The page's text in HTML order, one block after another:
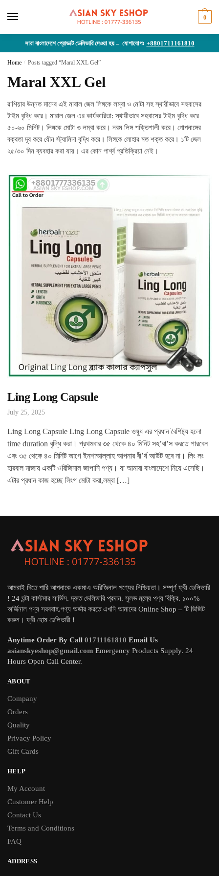
0
সারা বাংলাদেশে প্রোডাক্ট ডেলিভারি দেওয়া হয় – যোগাযোগঃ +8801711161810
Home / Posts tagged “Maral XXL Gel”
Maral XXL Gel
রাশিয়ার উন্নত মানের এই মারাল জেল লিঙ্গকে লম্বা ও মোটা সহ স্থায়ীভাবে সহবাসের
টাইম বৃদ্ধি করে। মারাল জেল এর কার্যকারিতা: স্থায়ীভাবে সহবাসের টাইম বৃদ্ধি করে
৫০-৬০ মিনিট। লিঙ্গকে মোটা ও লম্বা করে। নরম লিঙ্গ শক্তিশালী করে। গোপনাঙ্গের
বক্রতা দূর করে যৌন স্ট্যামিনা বৃদ্ধি করে। লিঙ্গকে লোহার মত শক্ত করে। ১টি জেল
২৫/৩০ দিন ব্যবহার করা যায়। এর কোন পার্শ্ব প্রতিক্রিয়া নেই।
Ling Long Capsule
July 25, 2025
Ling Long Capsule Ling Long Capsule ওষুধ এর প্রধান বৈশিষ্ট্য হলো
time duration বৃদ্ধি করা। প্রথমবার ৩৫ থেকে ৪০ মিনিট সহ’বা’স করতে পারবেন
এবং ৩৫ থেকে ৪০ মিনিট আগে ইনশাআল্লাহ আপনার বী’র্য আউট হবে না। লিং লং
হারবাল মাজায় একটি ওরিজিনাল জাপানি পণ্য। যা আমারা বাংলাদেশে নিয়ে এসেছি।
এটার প্রধান কাজ হচ্ছে লিংগ মোটা করা,লম্বা […]
আমরাই দিতে পারি আপনাকে একমাএ অরিজিনাল পণ্যের নিশ্চিয়তা। সম্পূর্ণ ফ্রী ডেলিভারি
! 24 ঘন্টা কাস্টমার সার্ভিস. দ্রুত ডেলিভারি প্রদান. সুলভ মূল্যে পণ্য বিক্রি. ১০০%
অর্জিনাল পণ্য সরবরাহ.পণ্য অর্ডার করতে এখনি আমাদের Online Shop – টি ভিজিট
করুন। ফ্রী হোম ডেলিভারী !
Anytime Order By Call 01711161810 Email Us
asianskyeshop@gmail.com Emergency Products Supply. 24
Hours Open Call Center.
ABOUT
Company
Orders
Quality
Privacy Policy
Gift Cards
HELP
My Account
Customer Help
Contact Us
Terms and Conditions
FAQ
ADDRESS